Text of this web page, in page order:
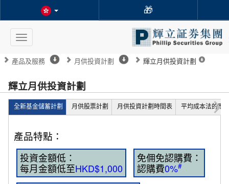
🎁
Toggle
navigation
產品及服務 月供投資計劃 輝立月供投資計劃
輝立月供投資計劃
全新基金儲蓄計劃 月供股票計劃 月供投資計劃時間表 平均成本法的應
產品特點：
投資金額低：
每月金額低至HKD$1,000
免佣免認購費：
認購費0%#